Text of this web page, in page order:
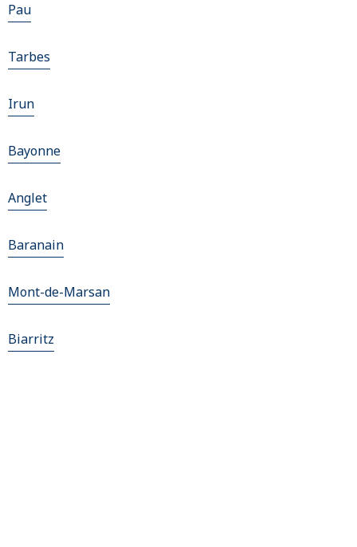
Pau
Tarbes
Irun
Bayonne
Anglet
Baranain
Mont-de-Marsan
Biarritz